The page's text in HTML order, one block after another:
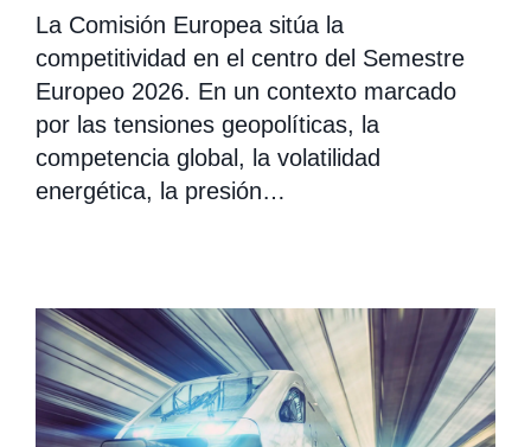
La Comisión Europea sitúa la
competitividad en el centro del Semestre
Europeo 2026. En un contexto marcado
por las tensiones geopolíticas, la
competencia global, la volatilidad
energética, la presión…